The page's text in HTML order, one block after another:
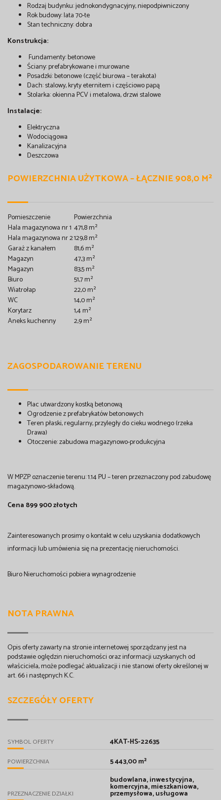
Rodzaj budynku: jednokondygnacyjny, niepodpiwniczony
Rok budowy: lata 70-te
Stan techniczny: dobra
Konstrukcja:
Fundamenty: betonowe
Ściany: prefabrykowane i murowane
Posadzki: betonowe (część biurowa – terakota)
Dach: stalowy, kryty eternitem i częściowo papą
Stolarka: okienna PCV i metalowa, drzwi stalowe
Instalacje:
Elektryczna
Wodociągowa
Kanalizacyjna
Deszczowa
POWIERZCHNIA UŻYTKOWA – ŁĄCZNIE 908,0 M²
Pomieszczenie
Powierzchnia
Hala magazynowa nr 1 471,8 m²
Hala magazynowa nr 2129,8 m²
Garaż z kanałem
81,6 m²
Magazyn
47,3 m²
Magazyn
83,5 m²
Biuro
51,7 m²
Wiatrołap
22,0 m²
WC
14,0 m²
Korytarz
1,4 m²
Aneks kuchenny
2,9 m²
ZAGOSPODAROWANIE TERENU
Plac utwardzony kostką betonową
Ogrodzenie z prefabrykatów betonowych
Teren płaski, regularny, przyległy do cieku wodnego (rzeka
Drawa)
Otoczenie: zabudowa magazynowo-produkcyjna
W MPZP oznaczenie terenu: 1.14 PU – teren przeznaczony pod zabudowę
magazynowo-składową.
Cena 899 900 złotych
Zainteresowanych prosimy o kontakt w celu uzyskania dodatkowych
informacji lub umówienia się na prezentację nieruchomości.
Biuro Nieruchomości pobiera wynagrodzenie
NOTA PRAWNA
Opis oferty zawarty na stronie internetowej sporządzany jest na
podstawie oględzin nieruchomości oraz informacji uzyskanych od
właściciela, może podlegać aktualizacji i nie stanowi oferty określonej w
art. 66 i następnych K.C.
SZCZEGÓŁY OFERTY
SYMBOL OFERTY 4KAT-HS-22635
POWIERZCHNIA 5 443,00 m²
PRZEZNACZENIE DZIAŁKI
budowlana, inwestycyjna,
komercyjna, mieszkaniowa,
przemysłowa, usługowa